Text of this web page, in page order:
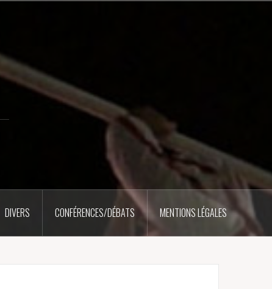
DIVERS CONFÉRENCES/DÉBATS MENTIONS LÉGALES